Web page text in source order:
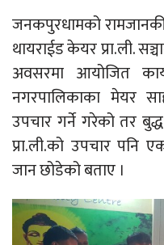
जनकपुरधामको
थायराईड केयर प्रा.ली.
अवसरमा आयोजित
नगरपालिकाका मेयर
उपचार गर्ने गरेको तर
प्रा.ली.को उपचार पनि
जान छोडेको बताए ।